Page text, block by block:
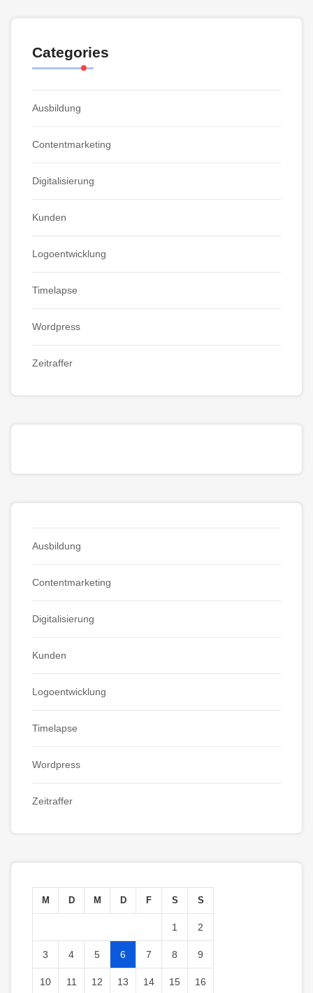
Categories
Ausbildung
Contentmarketing
Digitalisierung
Kunden
Logoentwicklung
Timelapse
Wordpress
Zeitraffer
Ausbildung
Contentmarketing
Digitalisierung
Kunden
Logoentwicklung
Timelapse
Wordpress
Zeitraffer
M D M D F S S
1 2
3 4 5 6 7 8 9
10 11 12 13 14 15 16